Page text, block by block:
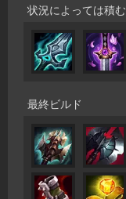
状況によっては積む
最終ビルド